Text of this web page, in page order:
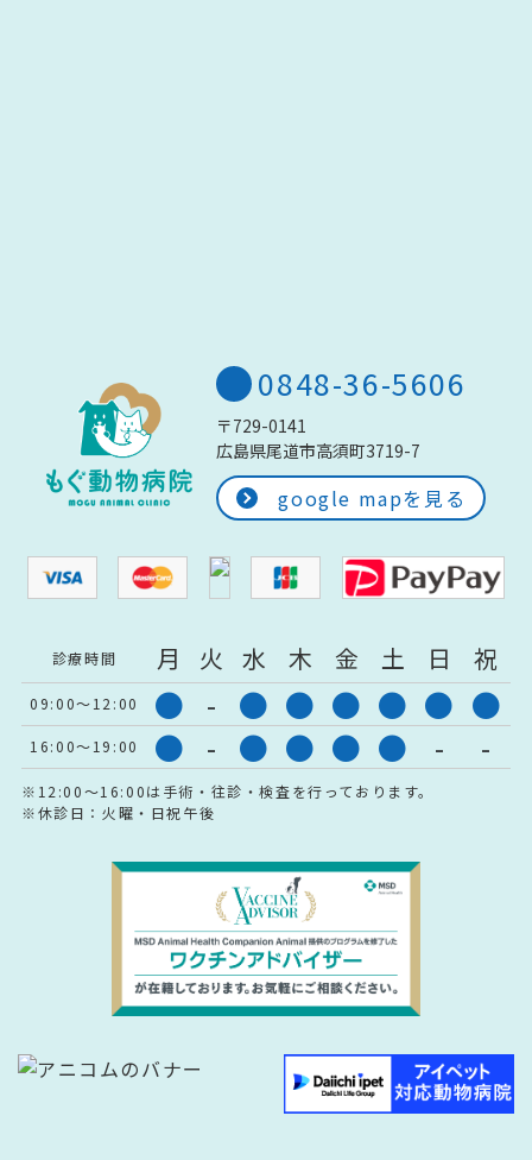
0848-36-5606
〒729-0141
広島県尾道市高須町3719-7
google mapを見る
診療時間 月 火 水 木 金 土 日 祝
09:00～12:00 ● - ● ● ● ● ● ●
16:00～19:00 ● - ● ● ● ● - -
※12:00～16:00は手術・往診・検査を行っております。
※休診日：火曜・日祝午後